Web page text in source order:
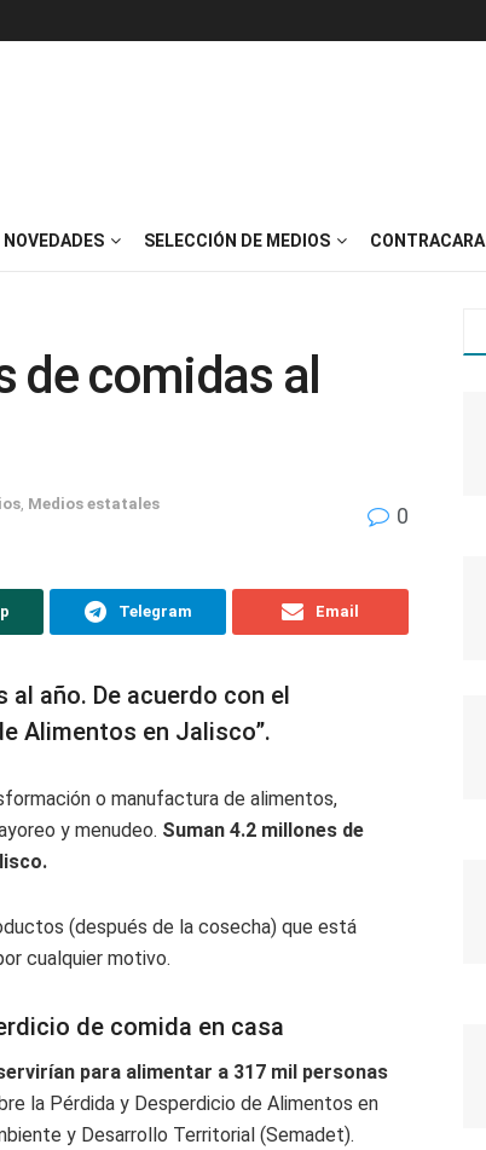
NOVEDADES SELECCIÓN DE MEDIOS CONTRACARA
comidas al
Medios estatales
0
Telegram Email
año. De acuerdo con el
Alimentos en Jalisco”.
o manufactura de alimentos,
y menudeo. Suman 4.2 millones de
(después de la cosecha) que está
cualquier motivo.
de comida en casa
para alimentar a 317 mil personas
la Pérdida y Desperdicio de Alimentos en
y Desarrollo Territorial (Semadet).